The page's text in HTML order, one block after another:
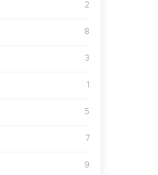
2
8
3
1
5
7
9